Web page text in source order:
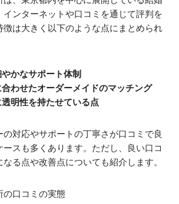
ンターネットや口コミを通じて評判を
徴は大きく以下のような点にまとめられ
かなサポート体制
わせたオーダーメイドのマッチング
明性を持たせている点
対応やサポートの丁寧さが口コミで良
ースも多くあります。ただし、良い口コ
る点や改善点についても紹介します。
の口コミの実態